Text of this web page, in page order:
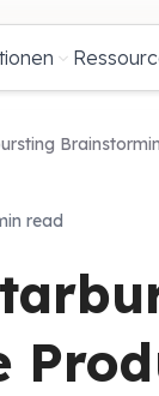
read